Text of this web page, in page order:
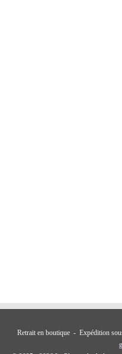
Retrait en boutique - Expédition